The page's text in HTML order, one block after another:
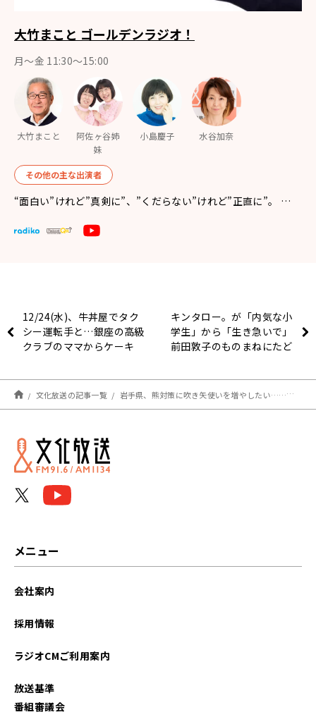
大竹まこと ゴールデンラジオ！
月〜金 11:30～15:00
大竹まこと
阿佐ヶ谷姉
妹
小島慶子 水谷加奈
その他の主な出演者
“面白い”けれど”真剣に”、”くだらない”けれど”正直に”。 …
12/24(水)、牛丼屋でタク
シー運転手と…銀座の高級
クラブのママからケーキ
ん、下積み時代のクリスマ
ス🎄
キンタロー。が「内気な小
学生」から「生き急いで」
前田敦子のものまねにたど
文化放送の記事一覧 岩手県、熊対策に吹き矢使いを増やしたい……しかし、熊に有効な射程距離は5mという話に大竹「吹き矢大丈夫か！？」
メニュー
会社案内
採用情報
ラジオCMご利用案内
放送基準
番組審議会